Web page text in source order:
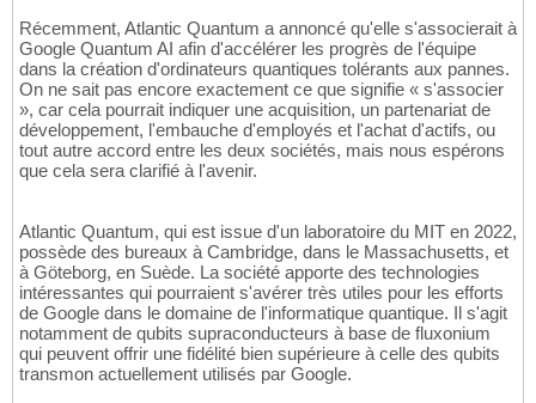
Récemment, Atlantic Quantum a annoncé qu'elle s'associerait à
Google Quantum AI afin d'accélérer les progrès de l'équipe
dans la création d'ordinateurs quantiques tolérants aux pannes.
On ne sait pas encore exactement ce que signifie « s'associer
», car cela pourrait indiquer une acquisition, un partenariat de
développement, l'embauche d'employés et l'achat d'actifs, ou
tout autre accord entre les deux sociétés, mais nous espérons
que cela sera clarifié à l'avenir.
Atlantic Quantum, qui est issue d'un laboratoire du MIT en 2022,
possède des bureaux à Cambridge, dans le Massachusetts, et
à Göteborg, en Suède. La société apporte des technologies
intéressantes qui pourraient s'avérer très utiles pour les efforts
de Google dans le domaine de l'informatique quantique. Il s'agit
notamment de qubits supraconducteurs à base de fluxonium
qui peuvent offrir une fidélité bien supérieure à celle des qubits
transmon actuellement utilisés par Google.